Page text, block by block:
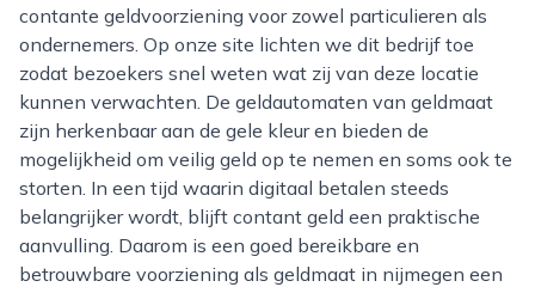
contante geldvoorziening voor zowel particulieren als
ondernemers. Op onze site lichten we dit bedrijf toe
zodat bezoekers snel weten wat zij van deze locatie
kunnen verwachten. De geldautomaten van geldmaat
zijn herkenbaar aan de gele kleur en bieden de
mogelijkheid om veilig geld op te nemen en soms ook te
storten. In een tijd waarin digitaal betalen steeds
belangrijker wordt, blijft contant geld een praktische
aanvulling. Daarom is een goed bereikbare en
betrouwbare voorziening als geldmaat in nijmegen een